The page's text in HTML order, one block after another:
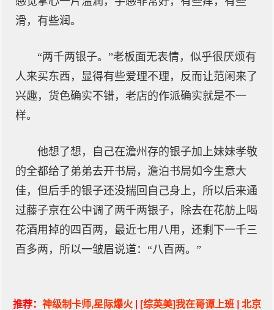
滑，有些润。
“两千两银子。”老板面无表情，似乎很厌烦有
人来买东西，显得有些爱理不理，反而让范闲来了
兴趣，货色确实不错，老店的作派确实就是不一
样。
他想了想，自己在澹州存的银子加上妹妹孝敬
的全都给了弟弟去开书局，澹泊书局如今生意大
佳，但后手的银子还没揣回自己身上，所以后来通
过藤子京在公中调了两千两银子，除去在花舫上喝
花酒用掉的四百两，最近七用八用，还剩下一千三
百多两，所以一皱眉说道：“八百两。”
推荐： 神级制卡师,星际爆火 | [综英美]我在哥谭上班 | 北京